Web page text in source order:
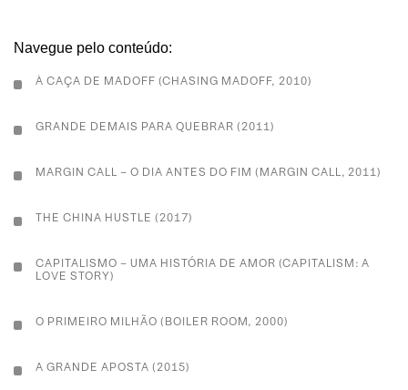
Navegue pelo conteúdo:
À CAÇA DE MADOFF (CHASING MADOFF, 2010)
GRANDE DEMAIS PARA QUEBRAR (2011)
MARGIN CALL – O DIA ANTES DO FIM (MARGIN CALL, 2011)
THE CHINA HUSTLE (2017)
CAPITALISMO – UMA HISTÓRIA DE AMOR (CAPITALISM: A
LOVE STORY)
O PRIMEIRO MILHÃO (BOILER ROOM, 2000)
A GRANDE APOSTA (2015)